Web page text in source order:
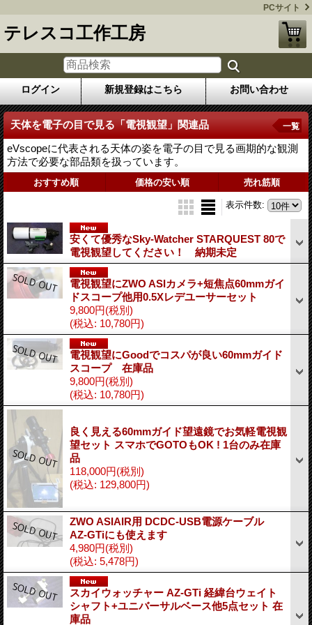
PCサイト
テレスコ工作工房
ログイン 新規登録はこちら お問い合わせ
天体を電子の目で見る「電視観望」関連品
eVscopeに代表される天体の姿を電子の目で見る画期的な観測
方法で必要な部品類を扱っています。
一覧
おすすめ順 価格の安い順 売れ筋順
表示件数:
安くて優秀なSky-Watcher STARQUEST 80で
電視観望してください！ 納期未定
電視観望にZWO ASIカメラ+短焦点60mmガイ
ドスコープ他用0.5Xレデユーサーセット
9,800円(税別)
(税込: 10,780円)
電視観望にGoodでコスパが良い60mmガイド
スコープ 在庫品
9,800円(税別)
(税込: 10,780円)
良く見える60mmガイド望遠鏡でお気軽電視観
望セット スマホでGOTOもOK ! 1台のみ在庫
品
118,000円(税別)
(税込: 129,800円)
ZWO ASIAIR用 DCDC-USB電源ケーブル
AZ-GTiにも使えます
4,980円(税別)
(税込: 5,478円)
スカイウォッチャー AZ-GTi 経緯台ウェイト
シャフト+ユニバーサルベース他5点セット 在
庫品